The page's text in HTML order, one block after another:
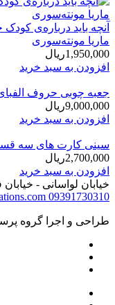
آنچه باید درباره‌ی
ماریا مونته‌سوری
1,950,000ریال
افزودن به سبد خرید
جعبه چوبی حروف
9,000,000ریال
افزودن به سبد خرید
سینی کارت های سه
2,700,000ریال
افزودن به سبد خرید
خیابان لواسانی - خیابان
09391730310
طراحی و اجرا گروه